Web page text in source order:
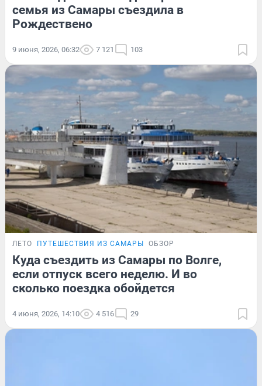
семья из Самары съездила в
Рождествено
9 июня, 2026, 06:32 7 121 103
ЛЕТО ПУТЕШЕСТВИЯ ИЗ САМАРЫ ОБЗОР
Куда съездить из Самары по Волге,
если отпуск всего неделю. И во
сколько поездка обойдется
4 июня, 2026, 14:10 4 516 29